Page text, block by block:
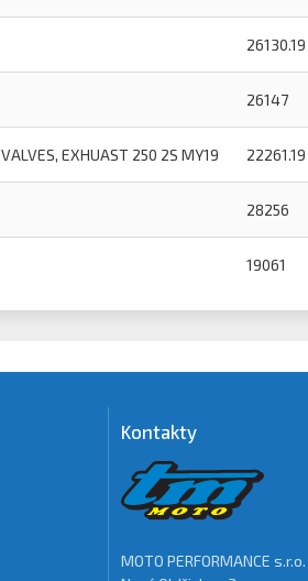
26130.19
26147
VALVES, EXHUAST 250 2S MY19 22261.19
28256
19061
Kontakty
MOTO PERFORMANCE s.r.o.